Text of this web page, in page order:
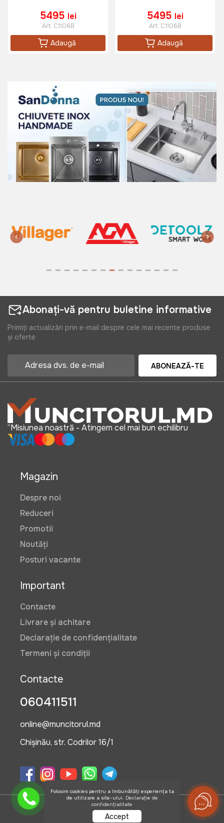
5495 lei
Art: C1106B
Adaugă
5495 lei
Art: C1106B
Adaugă
Abonați-vă pentru buletine informative
Primiți actualizări prin e-mail despre cele mai recente produse
și oferte
ABONEAZĂ-TE
“Misiunea noastră - Atingem cel mai bun echilibru
Magazin
Despre noi
Reduceri
Promotii
Noutăți
Posturi vacante
Important
Contacte
Livrare și achitare
Declarație de confidențialitate
Termeni și condiții
Contacte
060411511
online@muncitorul.md
Chișinău, str. Codrilor 16/1
©2026 OlisGrup SRL
Folosim cookies pentru a îmbunătăți experiența ta
de utilizare a site-ului. Declarație de
confidențialitate
Accept